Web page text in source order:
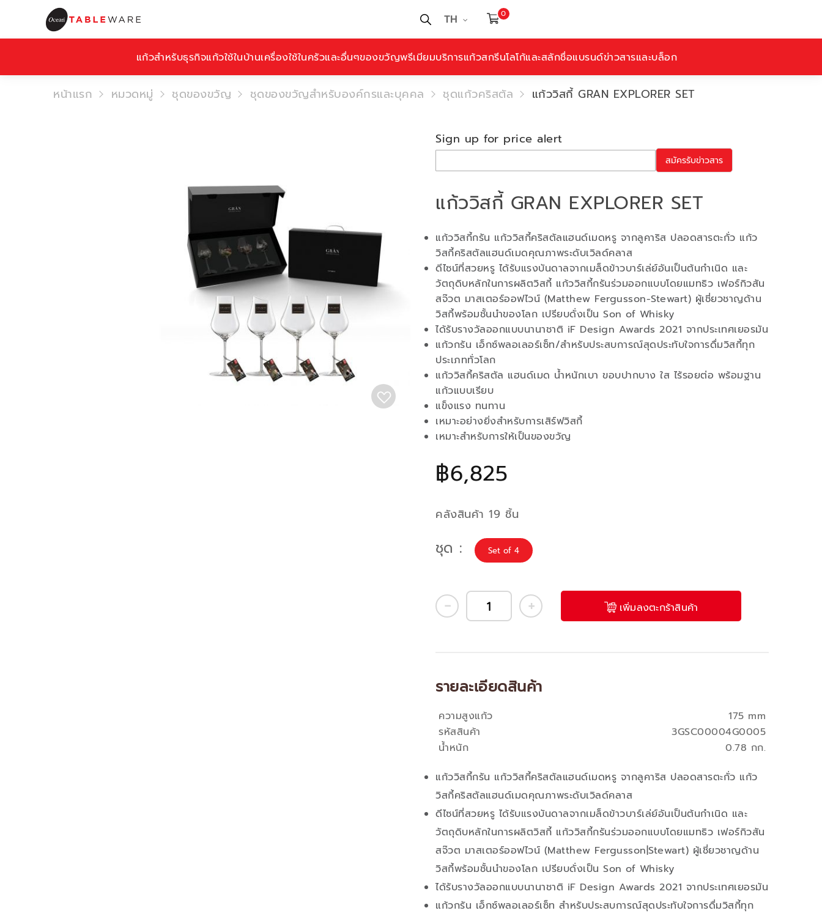
TH 0
แก้วสำหรับธุรกิจแก้วใช้ในบ้านเครื่องใช้ในครัวและอื่นๆของขวัญพรีเมียมบริการแก้วสกรีนโลโก้และสลักชื่อแบรนด์ข่าวสารและบล็อก
หน้าแรก หมวดหมู่ ชุดของขวัญ ชุดของขวัญสำหรับองค์กรและบุคคล ชุดแก้วคริสตัล แก้ววิสกี้ GRAN EXPLORER SET
แก้ววิสกี้ GRAN EXPLORER SET
฿6,825
คลังสินค้า 19 ชิ้น
แก้ววิสกี้กรัน แก้ววิสกี้คริสตัลแฮนด์เมดหรู จากลูคาริส ปลอดสารตะกั่ว แก้ว
วิสกี้คริสตัลแฮนด์เมดคุณภาพระดับเวิลด์คลาส
ดีไซน์ที่สวยหรู ได้รับแรงบันดาลจากเมล็ดข้าวบาร์เล่ย์อันเป็นต้นกำเนิด และ
วัตถุดิบหลักในการผลิตวิสกี้ แก้ววิสกี้กรันร่วมออกแบบโดยแมทธิว เฟอร์กิวสัน
สจ๊วต มาสเตอร์ออฟไวน์ (Matthew Fergusson-Stewart) ผู้เชี่ยวชาญด้าน
วิสกี้พร้อมชั้นนำของโลก เปรียบดั่งเป็น Son of Whisky
ได้รับรางวัลออกแบบนานาชาติ iF Design Awards 2021 จากประเทศเยอรมัน
แก้วกรัน เอ็กซ์พลอเลอร์เซ็ท/สำหรับประสบการณ์สุดประทับใจการดื่มวิสกี้ทุก
ประเภททั่วโลก
แก้ววิสกี้คริสตัล แฮนด์เมด น้ำหนักเบา ขอบปากบาง ใส ไร้รอยต่อ พร้อมฐาน
แก้วแบบเรียบ
แข็งแรง ทนทาน
เหมาะอย่างยิ่งสำหรับการเสิร์ฟวิสกี้
เหมาะสำหรับการให้เป็นของขวัญ
Sign up for price alert
สมัครรับข่าวสาร
ชุด Set of 4
เพิ่มลงตะกร้าสินค้า
แก้ววิสกี้กรัน แก้ววิสกี้คริสตัลแฮนด์เมดหรู จากลูคาริส ปลอดสารตะกั่ว แก้ว
วิสกี้คริสตัลแฮนด์เมดคุณภาพระดับเวิลด์คลาส
ดีไซน์ที่สวยหรู ได้รับแรงบันดาลจากเมล็ดข้าวบาร์เล่ย์อันเป็นต้นกำเนิด และ
วัตถุดิบหลักในการผลิตวิสกี้ แก้ววิสกี้กรันร่วมออกแบบโดยแมทธิว เฟอร์กิวสัน
สจ๊วต มาสเตอร์ออฟไวน์ (Matthew Fergusson|Stewart) ผู้เชี่ยวชาญด้าน
วิสกี้พร้อมชั้นนำของโลก เปรียบดั่งเป็น Son of Whisky
ได้รับรางวัลออกแบบนานาชาติ iF Design Awards 2021 จากประเทศเยอรมัน
แก้วกรัน เอ็กซ์พลอเลอร์เซ็ท สำหรับประสบการณ์สุดประทับใจการดื่มวิสกี้ทุก
รายละเอียดสินค้า
คุณสมบัติ
ความสูงแก้ว
175 mm
รหัสสินค้า
3GSC00004G0005
น้ำหนัก
0.78 กก.